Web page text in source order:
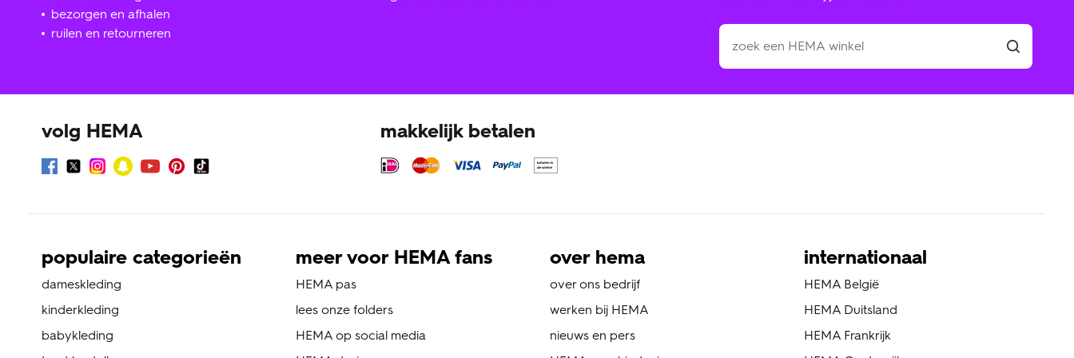
bezorgen en afhalen
ruilen en retourneren
volg HEMA makkelijk betalen
populaire categorieën
dameskleding
kinderkleding
babykleding
meer voor HEMA fans
HEMA pas
lees onze folders
HEMA op social media
over hema
over ons bedrijf
werken bij HEMA
nieuws en pers
internationaal
HEMA België
HEMA Duitsland
HEMA Frankrijk